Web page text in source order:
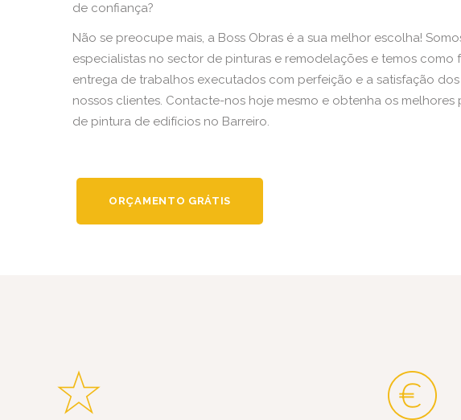
de confiança?
Não se preocupe mais, a Boss Obras é a sua melhor escolha!
especialistas no sector de pinturas e remodelações e temos como
entrega de trabalhos executados com perfeição e a satisfação dos
nossos clientes. Contacte-nos hoje mesmo e obtenha os melhores
de pintura de edifícios no Barreiro.
ORÇAMENTO GRÁTIS